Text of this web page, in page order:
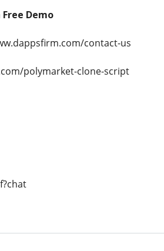
Demo
contact-us
polymarket-clone-script